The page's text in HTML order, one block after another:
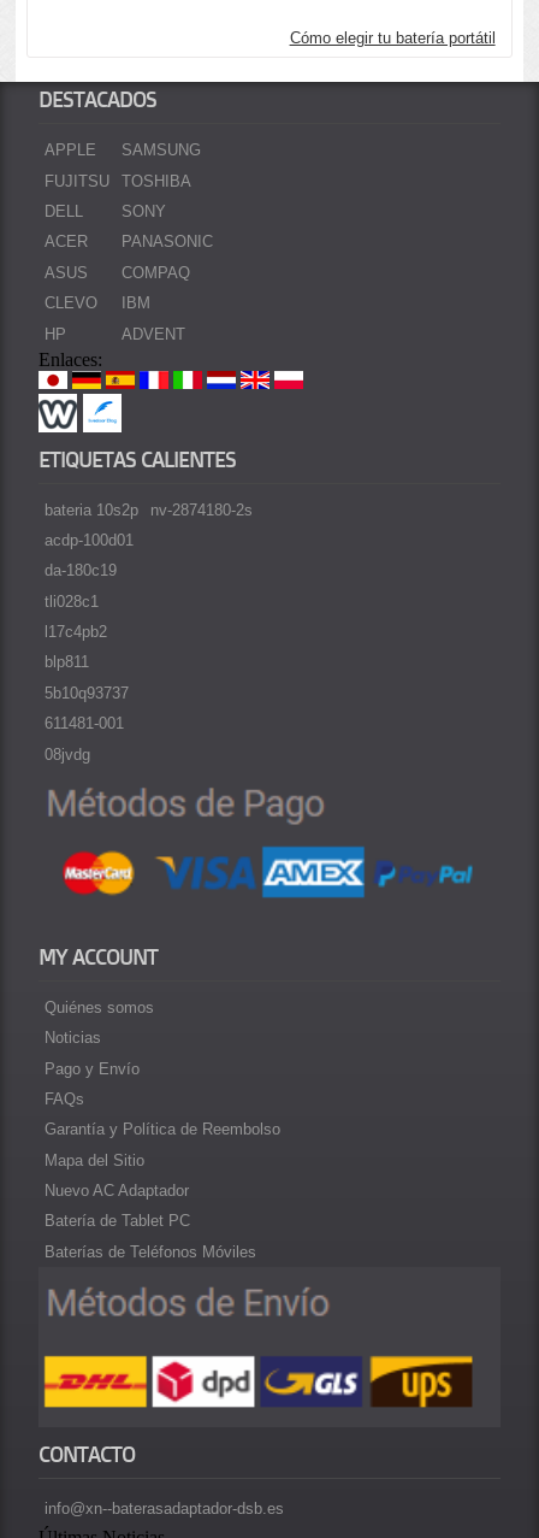
Cómo elegir tu batería portátil
DESTACADOS
APPLE
FUJITSU
DELL
ACER
ASUS
CLEVO
HP
SAMSUNG
TOSHIBA
SONY
PANASONIC
COMPAQ
IBM
ADVENT
Enlaces:
ETIQUETAS CALIENTES
bateria 10s2p
acdp-100d01
da-180c19
tli028c1
l17c4pb2
blp811
5b10q93737
611481-001
08jvdg
nv-2874180-2s
MY ACCOUNT
Quiénes somos
Noticias
Pago y Envío
FAQs
Garantía y Política de Reembolso
Mapa del Sitio
Nuevo AC Adaptador
Batería de Tablet PC
Baterías de Teléfonos Móviles
CONTACTO
info@xn--baterasadaptador-dsb.es